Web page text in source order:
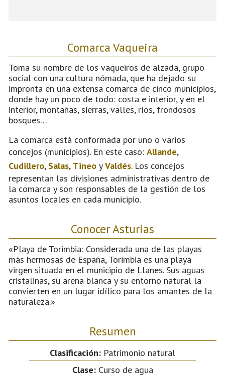
Comarca Vaqueira
Toma su nombre de los vaqueiros de alzada, grupo
social con una cultura nómada, que ha dejado su
impronta en una extensa comarca de cinco municipios,
donde hay un poco de todo: costa e interior, y en el
interior, montañas, sierras, valles, ríos, frondosos
bosques…
La comarca está conformada por uno o varios
concejos (municipios). En este caso: Allande,
Cudillero, Salas, Tineo yValdés. Los concejos
representan las divisiones administrativas dentro de
la comarca y son responsables de la gestión de los
asuntos locales en cada municipio.
Conocer Asturias
«Playa de Torimbia: Considerada una de las playas
más hermosas de España, Torimbia es una playa
virgen situada en el municipio de Llanes. Sus aguas
cristalinas, su arena blanca y su entorno natural la
convierten en un lugar idílico para los amantes de la
naturaleza.»
Resumen
Clasificación: Patrimonio natural
Clase:Curso de agua